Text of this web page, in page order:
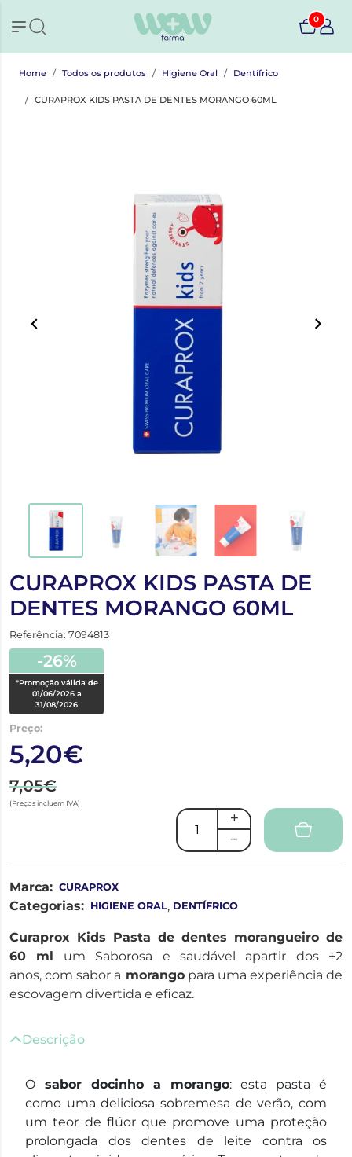
0
Home Todos os produtos Higiene Oral Dentífrico
CURAPROX KIDS PASTA DE DENTES MORANGO 60ML
CURAPROX KIDS PASTA DE
DENTES MORANGO 60ML
Referência: 7094813
-26%
*Promoção válida de
01/06/2026 a
31/08/2026
Preço:
5,20€
7,05€
(Preços incluem IVA)
Marca: CURAPROX
Categorias: HIGIENE ORAL, DENTÍFRICO
Curaprox Kids Pasta de dentes morangueiro de
60 ml um Saborosa e saudável apartir dos +2
anos, com sabor a morangopara uma experiência de
escovagem divertida e eficaz.
Descrição
O sabor docinho a morango: esta pasta é
como uma deliciosa sobremesa de verão, com
um teor de flúor que promove uma proteção
prolongada dos dentes de leite contra os